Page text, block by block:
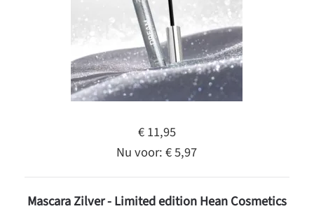
€ 11,95
Nu voor:€ 5,97
Mascara Zilver - Limited edition Hean Cosmetics